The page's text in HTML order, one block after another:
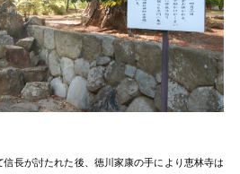
長が討たれた後、徳川家康の手により恵林寺は